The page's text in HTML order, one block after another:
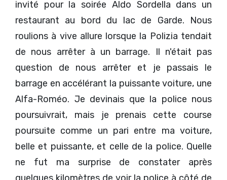
invité pour la soirée Aldo Sordella dans un
restaurant au bord du lac de Garde. Nous
roulions à vive allure lorsque la Polizia tendait
de nous arrêter à un barrage. Il n'était pas
question de nous arrêter et je passais le
barrage en accélérant la puissante voiture, une
Alfa-Roméo. Je devinais que la police nous
poursuivrait, mais je prenais cette course
poursuite comme un pari entre ma voiture,
belle et puissante, et celle de la police. Quelle
ne fut ma surprise de constater après